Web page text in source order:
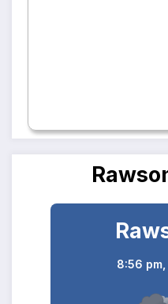
8:56 pm,